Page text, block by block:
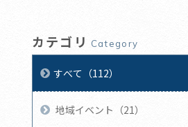
カテゴリ Category
すべて（112）
地域イベント（21）